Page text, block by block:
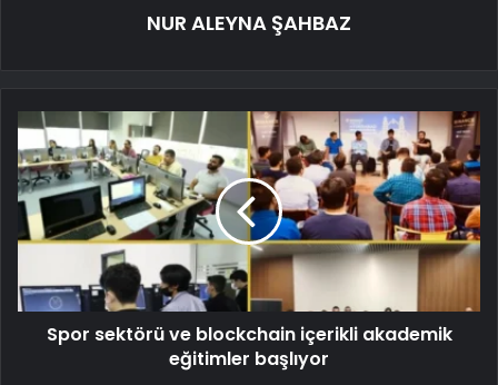
NUR ALEYNA ŞAHBAZ
Spor sektörü ve blockchain içerikli akademik
eğitimler başlıyor